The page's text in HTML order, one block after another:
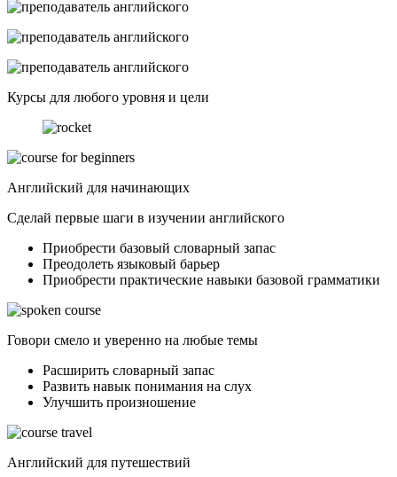
Курсы для любого уровня и цели
Английский для начинающих
Сделай первые шаги в изучении английского
Приобрести базовый словарный запас
Преодолеть языковый барьер
Приобрести практические навыки базовой грамматики
Говори смело и уверенно на любые темы
Расширить словарный запас
Развить навык понимания на слух
Улучшить произношение
Английский для путешествий